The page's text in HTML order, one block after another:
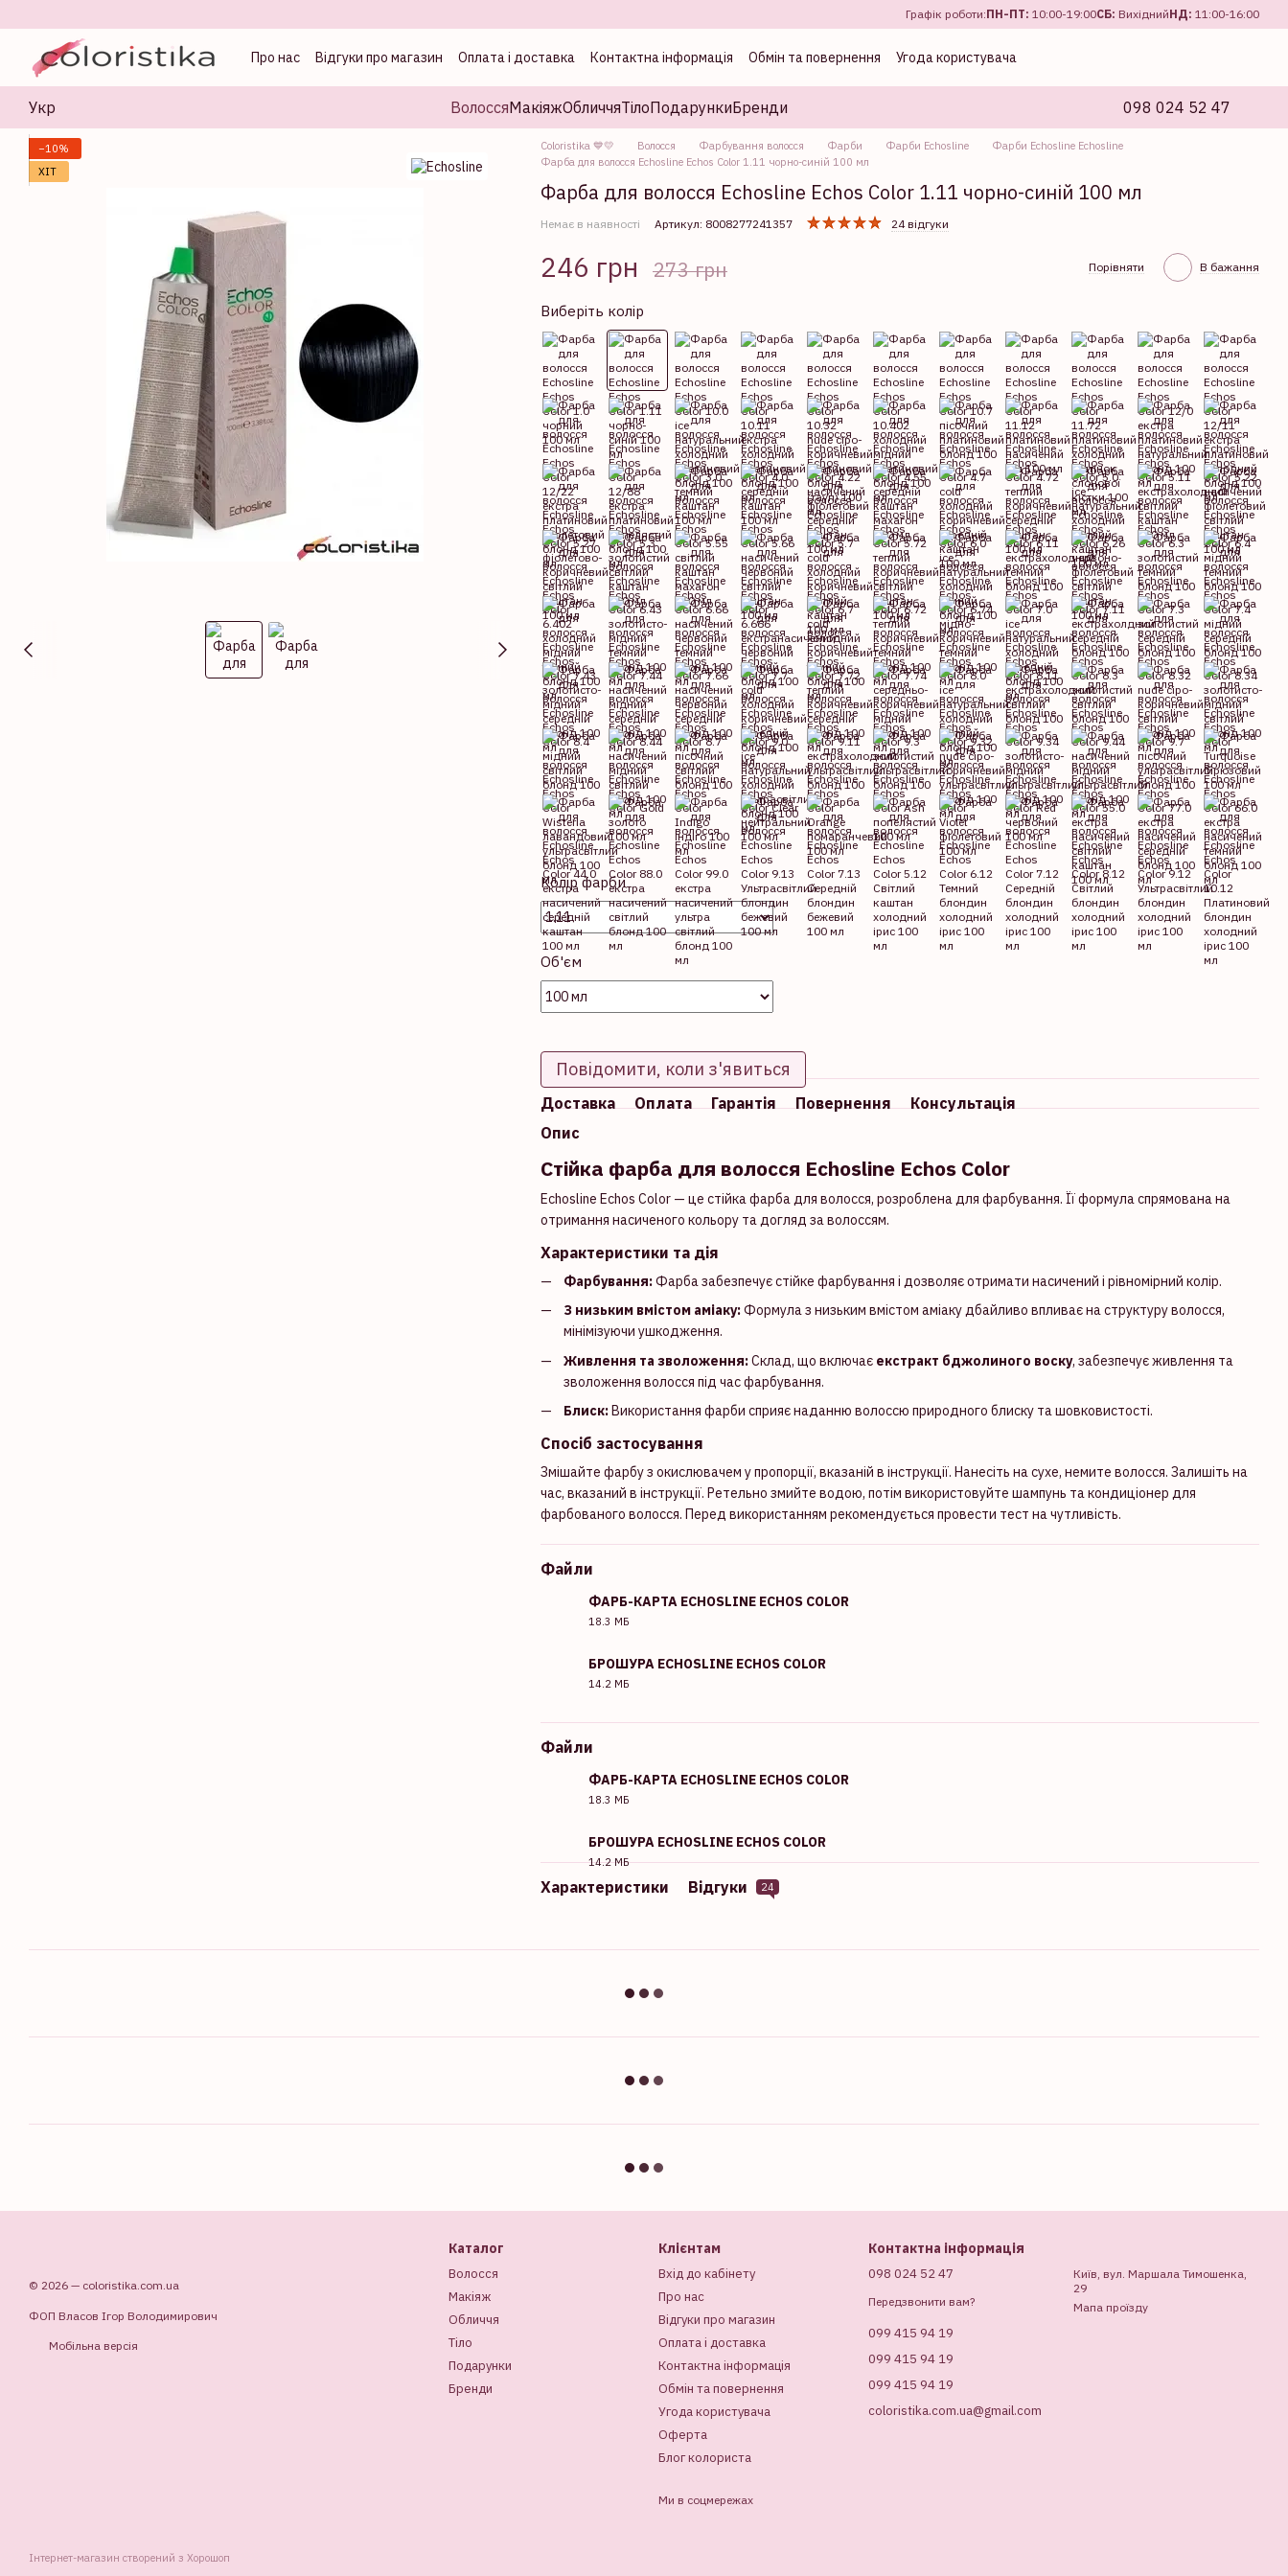
Графік роботи:ПН-ПТ: 10:00-19:00CБ: ВихіднийНД: 11:00-16:00
Про нас Відгуки про магазин Оплата і доставка Контактна інформація Обмін та повернення
Угода користувача
Укр ВолоссяМакіяжОбличчяТілоПодарункиБренди 098 024 52 47
−10%
ХІТ
Coloristika 💙💛 Волосся Фарбування волосся Фарби Фарби Echosline
Фарби Echosline Echosline
Фарба для волосся Echosline Echos Color 1.11 чорно-синій 100 мл
Фарба для волосся Echosline Echos Color 1.11 чорно-синій 100 мл
Немає в наявності Артикул: 8008277241357 24 відгуки
246 грн 273 грн Порівняти В бажання
Виберіть колір
Колір фарби
Об'єм
Повідомити, коли з'явиться
Доставка Оплата Гарантія Повернення
Консультація
Опис
Стійка фарба для волосся Echosline Echos Color
Echosline Echos Color — це стійка фарба для волосся, розроблена для фарбування. Її формула спрямована на
отримання насиченого кольору та догляд за волоссям.
Характеристики та дія
Фарбування:Фарба забезпечує стійке фарбування і дозволяє отримати насичений і рівномірний колір.
З низьким вмістом аміаку:Формула з низьким вмістом аміаку дбайливо впливає на структуру волосся,
мінімізуючи ушкодження.
Живлення та зволоження:Склад, що включає екстракт бджолиного воску, забезпечує живлення та
зволоження волосся під час фарбування.
Блиск:Використання фарби сприяє наданню волоссю природного блиску та шовковистості.
Спосіб застосування
Змішайте фарбу з окислювачем у пропорції, вказаній в інструкції. Нанесіть на сухе, немите волосся. Залишіть на
час, вказаний в інструкції. Ретельно змийте водою, потім використовуйте шампунь та кондиціонер для
фарбованого волосся. Перед використанням рекомендується провести тест на чутливість.
Файли
ФАРБ-КАРТА ECHOSLINE ECHOS COLOR
18.3 МБ
БРОШУРА ECHOSLINE ECHOS COLOR
14.2 МБ
Файли
ФАРБ-КАРТА ECHOSLINE ECHOS COLOR
18.3 МБ
БРОШУРА ECHOSLINE ECHOS COLOR
14.2 МБ
Характеристики Відгуки 24
© 2026 — coloristika.com.ua
ФОП Власов Ігор Володимирович
Мобільна версія
Інтернет-магазин створений з Хорошоп
Каталог
Волосся
Макіяж
Обличчя
Тіло
Подарунки
Бренди
Клієнтам
Вхід до кабінету
Про нас
Відгуки про магазин
Оплата і доставка
Контактна інформація
Обмін та повернення
Угода користувача
Оферта
Блог колориста
Ми в соцмережах
Контактна інформація
098 024 52 47
Передзвонити вам?
099 415 94 19
099 415 94 19
099 415 94 19
coloristika.com.ua@gmail.com
Київ, вул. Маршала Тимошенка,
29
Мапа проїзду